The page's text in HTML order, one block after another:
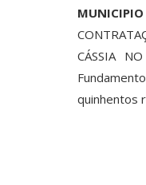
CÁSSIA
quinhentos